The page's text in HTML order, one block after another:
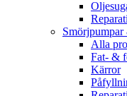
Alla
Fat- &
Kärror